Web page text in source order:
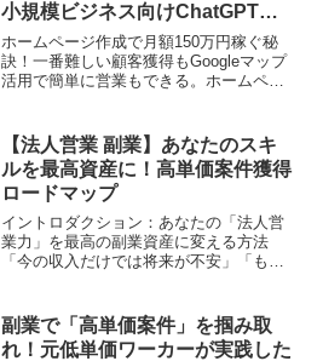
小規模ビジネス向けChatGPTを
使ったホームページ作成戦略
ホームページ作成で月額150万円稼ぐ秘
訣！一番難しい顧客獲得もGoogleマップ
活用で簡単に営業もできる。ホームペー
上アップ！月額150万円の収益を達成した
方法を公開！
【法人営業 副業】あなたのスキ
ルを最高資産に！高単価案件獲得
ロードマップ
イントロダクション：あなたの「法人営
業力」を最高の副業資産に変える方法
「今の収入だけでは将来が不安」「もっ
なら、本業で培ってきた法人営業のスキ
ルは、まさに最高の「副業資...
副業で「高単価案件」を掴み取
れ！元低単価ワーカーが実践した